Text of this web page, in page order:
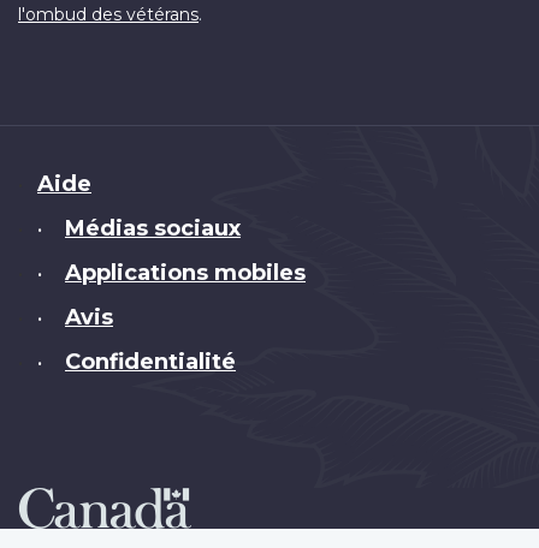
l'ombud des vétérans.
Brand
Aide
• Médias sociaux
• Applications mobiles
• Avis
• Confidentialité